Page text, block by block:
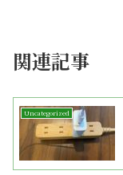
関連記事
Uncategorized